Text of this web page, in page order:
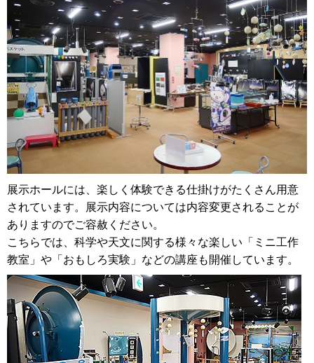
展示ホールには、楽しく体験できる仕掛けがたくさん用意
されています。展示内容については内容変更されることが
ありますのでご容赦ください。
こちらでは、科学や天文に関する様々な楽しい「ミニ工作
教室」や「おもしろ実験」などの講座も開催しています。